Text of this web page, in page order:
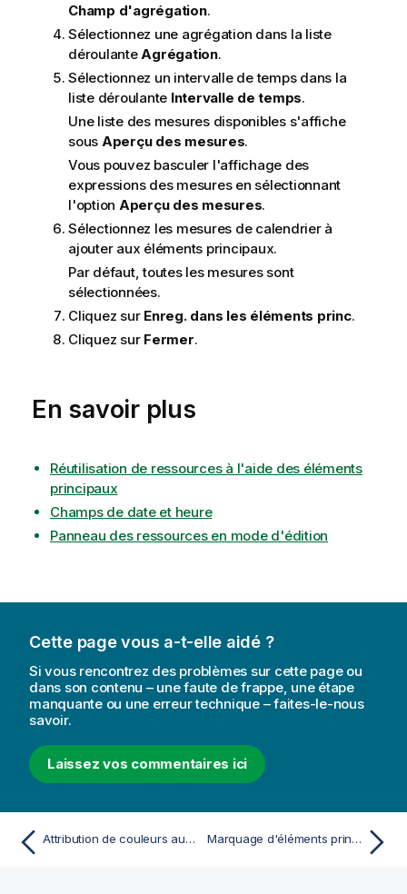
Champ d'agrégation.
Sélectionnez une agrégation dans la liste
déroulante Agrégation.
Sélectionnez un intervalle de temps dans la
liste déroulante Intervalle de temps.
Une liste des mesures disponibles s'affiche
sous Aperçu des mesures.
Vous pouvez basculer l'affichage des
expressions des mesures en sélectionnant
l'option Aperçu des mesures.
Sélectionnez les mesures de calendrier à
ajouter aux éléments principaux.
Par défaut, toutes les mesures sont
sélectionnées.
Cliquez sur Enreg. dans les éléments princ.
Cliquez sur Fermer.
En savoir plus
Réutilisation de ressources à l'aide des éléments
principaux
Champs de date et heure
Panneau des ressources en mode d'édition
Cette page vous a-t-elle aidé ?
Si vous rencontrez des problèmes sur cette page ou
dans son contenu – une faute de frappe, une étape
manquante ou une erreur technique – faites-le-nous
savoir.
Laissez vos commentaires ici
Attribution de couleurs aux valeurs des mesures principales Marquage d'éléments principaux à l'aide de balises